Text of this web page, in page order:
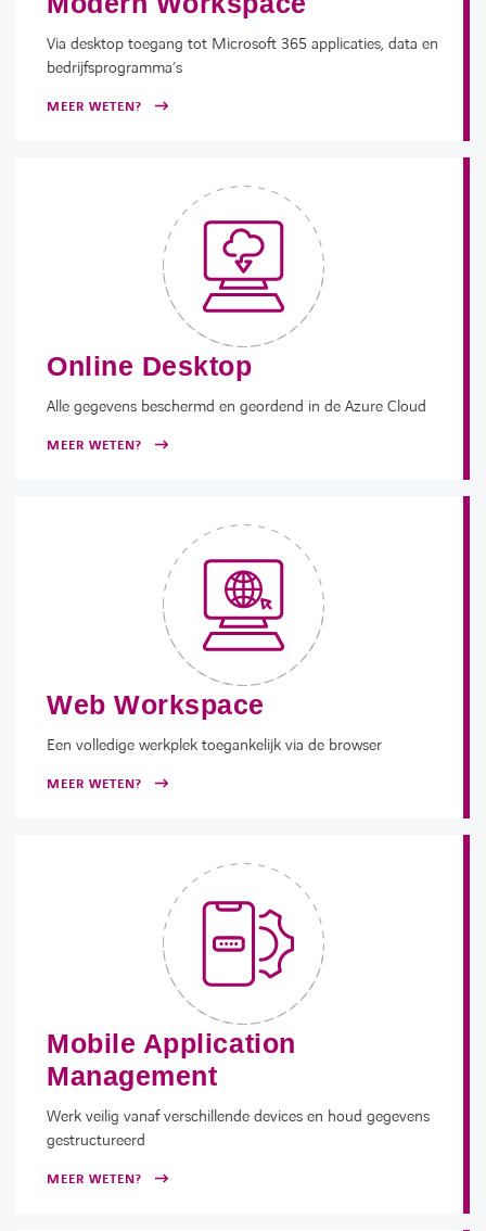
Via desktop toegang tot Microsoft 365 applicaties, data en
bedrijfsprogramma’s
MEER WETEN?
Online Desktop
Alle gegevens beschermd en geordend in de Azure Cloud
MEER WETEN?
Web Workspace
Een volledige werkplek toegankelijk via de browser
MEER WETEN?
Mobile Application
Management
Werk veilig vanaf verschillende devices en houd gegevens
gestructureerd
MEER WETEN?